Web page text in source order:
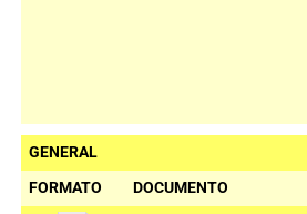
GENERAL
FORMATO
DOCUMENTO